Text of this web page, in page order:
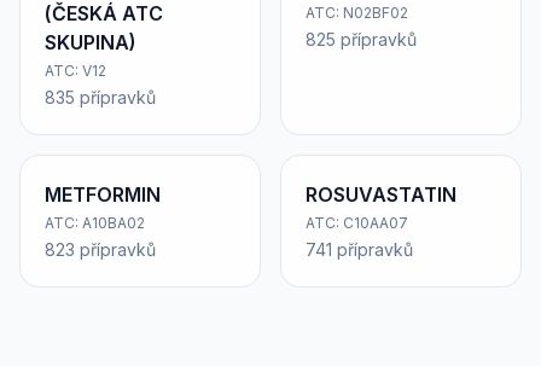
(ČESKÁ ATC
SKUPINA)
ATC: V12
835 přípravků
ATC: N02BF02
825 přípravků
METFORMIN
ATC: A10BA02
823 přípravků
ROSUVASTATIN
ATC: C10AA07
741 přípravků